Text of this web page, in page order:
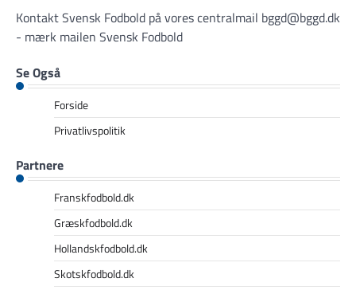
Kontakt Svensk Fodbold på vores centralmail bggd@bggd.dk
- mærk mailen Svensk Fodbold
Se Også
Forside
Privatlivspolitik
Partnere
Franskfodbold.dk
Græskfodbold.dk
Hollandskfodbold.dk
Skotskfodbold.dk